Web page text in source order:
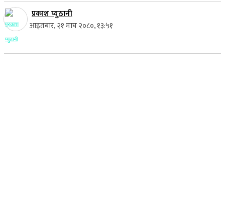
प्रकाश प्युठानी
आइतबार, २१ माघ २०८०, १३:५१